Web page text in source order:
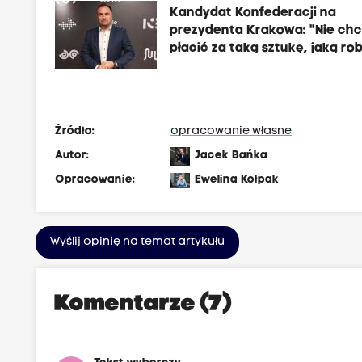
Kandydat Konfederacji na
prezydenta Krakowa: "Nie
płacić za taką sztukę, jaką
Źródło:
opracowanie własne
Autor:
Jacek Bańka
Opracowanie:
Ewelina Kołpak
Wyślij opinię na temat artykułu
Komentarze (7)